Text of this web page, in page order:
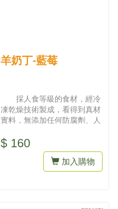
羊奶丁-藍莓
採人食等級的食材，經冷
凍乾燥技術製成，看得到真材
實料，無添加任何防腐劑、人
為最...
$ 160
加入購物